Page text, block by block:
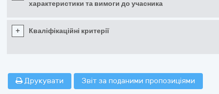
характеристики та вимоги до учасника
+ Кваліфікаційні критерії
Друкувати Звіт за поданими пропозиціями